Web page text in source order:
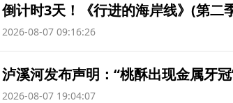
倒计时3天！《行进的海岸线》(第二
2026-08-07 09:16:26
泸溪河发布声明：“桃酥出现金属牙
2026-08-07 19:04:07